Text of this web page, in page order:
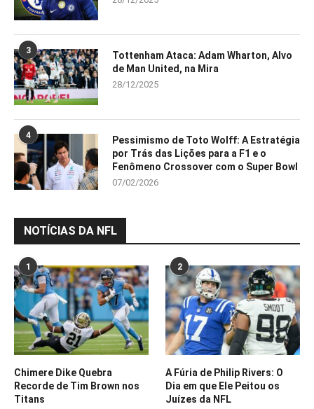
3
Tottenham Ataca: Adam Wharton, Alvo
de Man United, na Mira
28/12/2025
4
Pessimismo de Toto Wolff: A Estratégia
por Trás das Lições para a F1 e o
Fenômeno Crossover com o Super Bowl
07/02/2026
NOTÍCIAS DA NFL
1
Chimere Dike Quebra
Recorde de Tim Brown nos
Titans
2
A Fúria de Philip Rivers: O
Dia em que Ele Peitou os
Juízes da NFL